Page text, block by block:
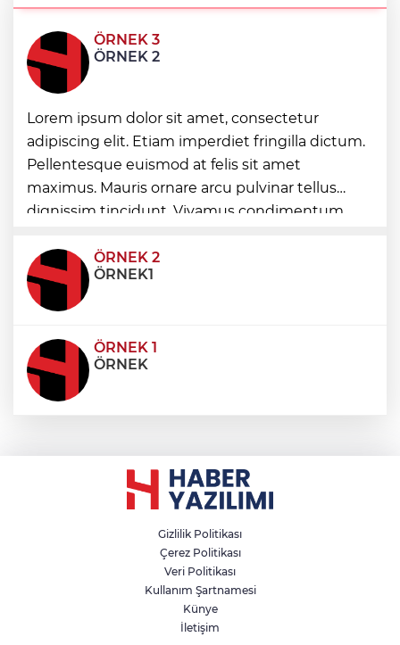
Şampiyonlar, İETT ile İstanbul’da
Ayvalık’ta üretici ve el emeği pazarı renk
katıyor
DAĞDER ve BUMEV'den eğitim için güç
birliği
ÖRNEK 3
ÖRNEK 2
Lorem ipsum dolor sit amet, consectetur
adipiscing elit. Etiam imperdiet fringilla dictum.
Pellentesque euismod at felis sit amet
maximus. Mauris ornare arcu pulvinar tellus
dignissim tincidunt. Vivamus condimentum
condimentum eros et, faucibus sapien. Praese
ÖRNEK 2
ÖRNEK1
ÖRNEK 1
ÖRNEK
Gizlilik Politikası
Çerez Politikası
Veri Politikası
Kullanım Şartnamesi
Künye
İletişim